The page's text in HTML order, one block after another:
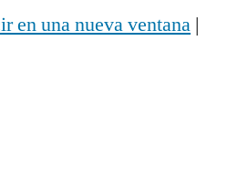
en una nueva ventana |